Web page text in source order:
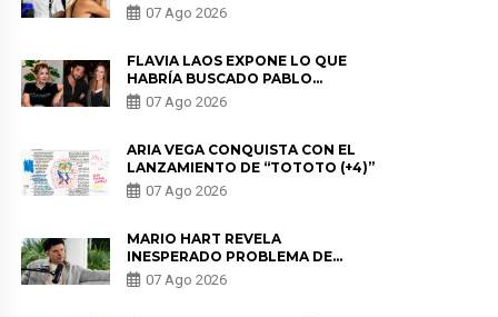
HERRERA Y ANUNCIA SU SALIDA
DE PÓDCAST
07 Ago 2026
FLAVIA LAOS EXPONE LO QUE
HABRÍA BUSCADO PABLO
HEREDIA CON ALE FULLER: “UNA
DE LAS PARTES QUERÍA EL
07 Ago 2026
ARIA VEGA CONQUISTA CON EL
LANZAMIENTO DE “TOTOTO (+4)”
07 Ago 2026
MARIO HART REVELA
INESPERADO PROBLEMA DE
SALUD ANTES DE SEPARARSE DE
KORINA: “ME ENCONTRARON UN
07 Ago 2026